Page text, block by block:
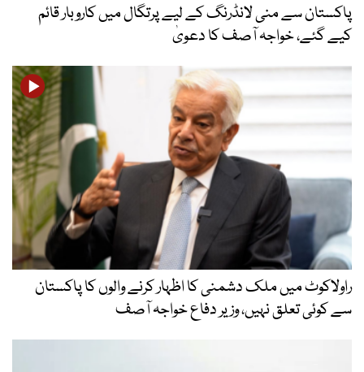
پاکستان سے منی لانڈرنگ کے لیے پرتگال میں کاروبار قائم
کیے گئے، خواجہ آصف کا دعویٰ
راولاکوٹ میں ملک دشمنی کا اظہار کرنے والوں کا پاکستان
سے کوئی تعلق نہیں، وزیر دفاع خواجہ آصف